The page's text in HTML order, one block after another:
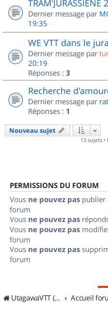
TRAM'JURASSIENE
Dernier message par
19:35
WE VTT dans le
Dernier message par
20:19
Réponses : 3
Recherche
Dernier message par
Réponses : 1
Nouveau sujet
13 sujets •
PERMISSIONS DU FORUM
Vous ne pouvez pas publier
forum
Vous ne pouvez pas
Vous ne pouvez pas
forum
Vous ne pouvez pas
forum
UtagawaVTT (Randos VTT et VTTAE avec traces GPS) Accueil